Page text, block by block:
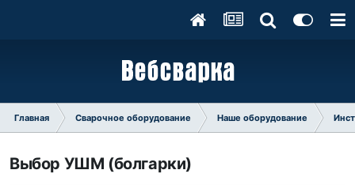
Главная Сварочное оборудование Наше оборудование
Выбор УШМ (болгарки)